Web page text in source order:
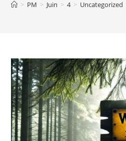
> PM > Juin > 4 > Uncategorized